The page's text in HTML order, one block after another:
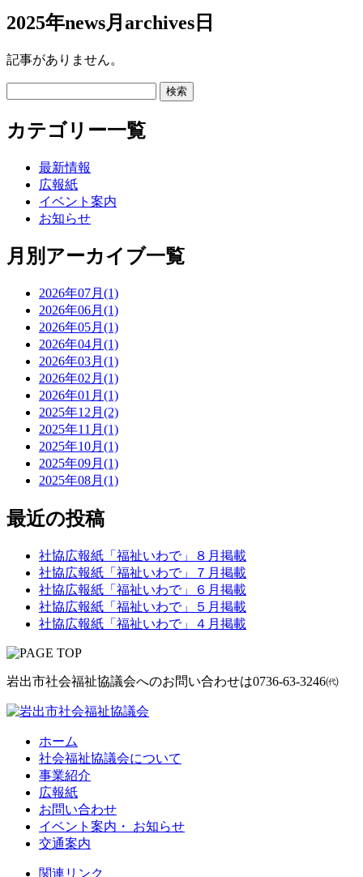
2025年news月archives日
記事がありません。
カテゴリー一覧
最新情報
広報紙
イベント案内
お知らせ
月別アーカイブ一覧
2026年07月(1)
2026年06月(1)
2026年05月(1)
2026年04月(1)
2026年03月(1)
2026年02月(1)
2026年01月(1)
2025年12月(2)
2025年11月(1)
2025年10月(1)
2025年09月(1)
2025年08月(1)
最近の投稿
社協広報紙「福祉いわで」８月掲載
社協広報紙「福祉いわで」７月掲載
社協広報紙「福祉いわで」６月掲載
社協広報紙「福祉いわで」５月掲載
社協広報紙「福祉いわで」４月掲載
岩出市社会福祉協議会へのお問い合わせは0736-63-3246㈹
ホーム
社会福祉協議会について
事業紹介
広報紙
お問い合わせ
イベント案内・ お知らせ
交通案内
関連リンク